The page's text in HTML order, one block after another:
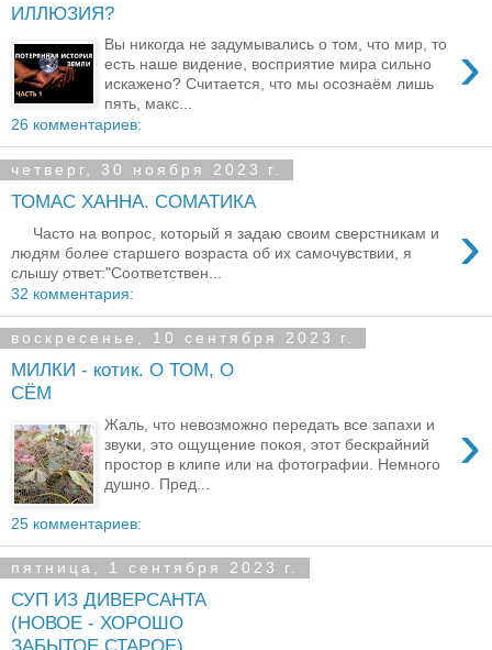
ИЛЛЮЗИЯ?
›
Вы никогда не задумывались о том, что мир, то
есть наше видение, восприятие мира сильно
искажено? Считается, что мы осознаём лишь
пять, макс...
26 комментариев:
четверг, 30 ноября 2023 г.
ТОМАС ХАННА. СОМАТИКА
›
Часто на вопрос, который я задаю своим сверстникам и
людям более старшего возраста об их самочувствии, я
слышу ответ:"Соответствен...
32 комментария:
воскресенье, 10 сентября 2023 г.
МИЛКИ - котик. О ТОМ, О
СЁМ
›
Жаль, что невозможно передать все запахи и
звуки, это ощущение покоя, этот бескрайний
простор в клипе или на фотографии. Немного
душно. Пред...
25 комментариев:
пятница, 1 сентября 2023 г.
СУП ИЗ ДИВЕРСАНТА
(НОВОЕ - ХОРОШО